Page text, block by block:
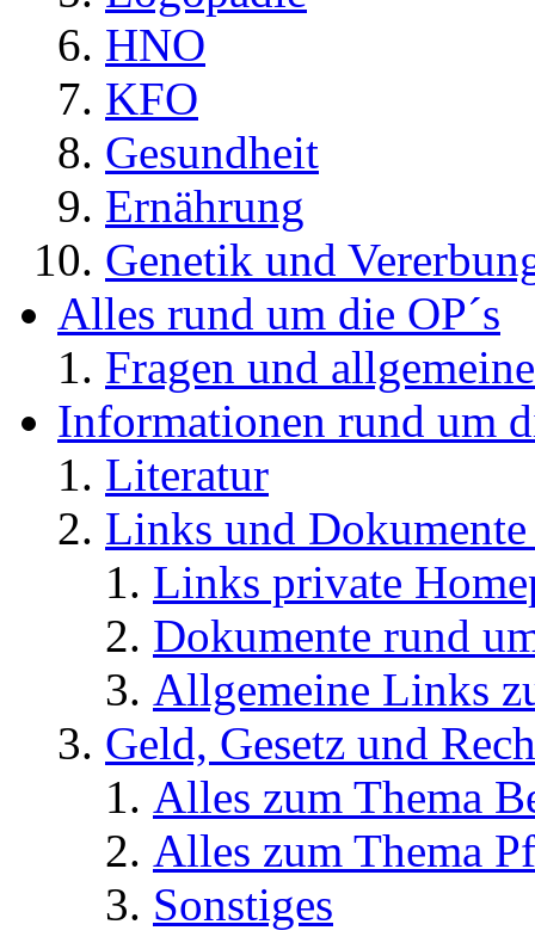
HNO
KFO
Gesundheit
Ernährung
Genetik und
Alles rund um die OP´s
Fragen und
Informationen rund um
Literatur
Links und
Links private
Dokumente rund
Allgemeine Links
Geld, Gesetz und
Alles zum Thema
Alles zum Thema
Sonstiges